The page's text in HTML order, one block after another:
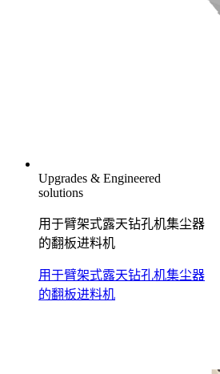
Upgrades & Engineered
solutions
用于臂架式露天钻孔机集尘器
的翻板进料机
用于臂架式露天钻孔机集尘器
的翻板进料机